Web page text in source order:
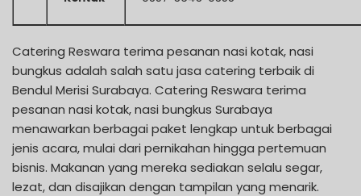
Catering Reswara terima pesanan nasi kotak, nasi
bungkus adalah salah satu jasa catering terbaik di
Bendul Merisi Surabaya. Catering Reswara terima
pesanan nasi kotak, nasi bungkus Surabaya
menawarkan berbagai paket lengkap untuk berbagai
jenis acara, mulai dari pernikahan hingga pertemuan
bisnis. Makanan yang mereka sediakan selalu segar,
lezat, dan disajikan dengan tampilan yang menarik.